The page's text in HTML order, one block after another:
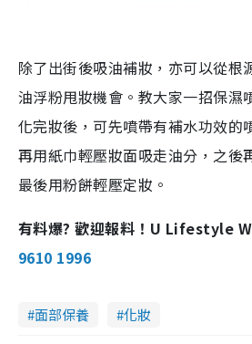
除了出街後吸油補妝，亦可以從根
油浮粉甩妝機會。教大家一招保濕
化完妝後，可先噴帶有補水功效的
再用紙巾輕壓妝面吸走油分，之後
最後用粉餅輕壓定妝。
有料爆? 歡迎報料！U Lifestyle
9610 1996
面部保養 化妝